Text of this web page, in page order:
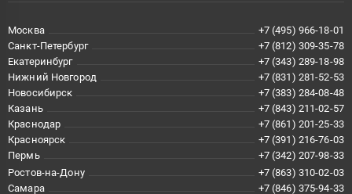
Москва
+7 (495) 966-18-01
Санкт-Петербург
+7 (812) 309-35-78
Екатеринбург
+7 (343) 289-18-98
Нижний Новгород
+7 (831) 281-52-53
Новосибирск
+7 (383) 284-08-48
Казань
+7 (843) 211-02-57
Краснодар
+7 (861) 201-25-33
Красноярск
+7 (391) 216-76-03
Пермь
+7 (342) 207-98-33
Ростов-на-Дону
+7 (863) 310-02-03
Самара
+7 (846) 375-94-33